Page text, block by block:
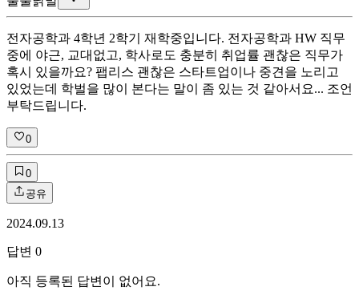
전자공학과 4학년 2학기 재학중입니다. 전자공학과 HW 직무
중에 야근, 교대없고, 학사로도 충분히 취업률 괜찮은 직무가
혹시 있을까요? 팹리스 괜찮은 스타트업이나 중견을 노리고
있었는데 학벌을 많이 본다는 말이 좀 있는 것 같아서요... 조언
부탁드립니다.
0
0
공유
2024.09.13
답변 0
아직 등록된 답변이 없어요.